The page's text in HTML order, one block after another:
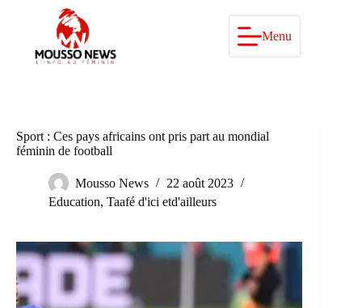
Menu
Sport : Ces pays africains ont pris part au mondial
féminin de football
Mousso News
22 août 2023
Education, Taafé d'ici etd'ailleurs